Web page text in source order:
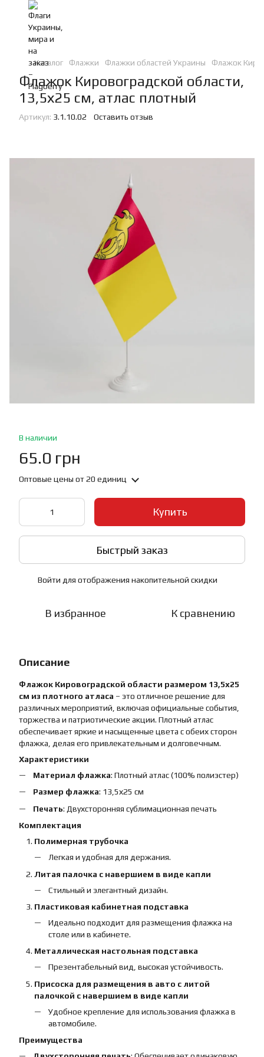
Каталог Флажки Флажки областей Украины Флажок
Флажок Кировоградской области,
13,5х25 см, атлас плотный
Артикул: 3.1.10.02 Оставить отзыв
В наличии
65.0 грн
Оптовые цены от 20 единиц
Купить
Быстрый заказ
Войти для отображения накопительной скидки
В избранное К сравнению
Описание
Флажок Кировоградской области размером 13,5х25
см из плотного атласа – это отличное решение для
различных мероприятий, включая официальные события,
торжества и патриотические акции. Плотный атлас
обеспечивает яркие и насыщенные цвета с обеих сторон
флажка, делая его привлекательным и долговечным.
Характеристики
Материал флажка: Плотный атлас (100% полиэстер)
Размер флажка: 13,5х25 см
Печать: Двухсторонняя сублимационная печать
Комплектация
Полимерная трубочка
Легкая и удобная для держания.
Литая палочка с навершием в виде капли
Стильный и элегантный дизайн.
Пластиковая кабинетная подставка
Идеально подходит для размещения флажка на
столе или в кабинете.
Металлическая настольная подставка
Презентабельный вид, высокая устойчивость.
Присоска для размещения в авто с литой
палочкой с навершием в виде капли
Удобное крепление для использования флажка в
автомобиле.
Преимущества